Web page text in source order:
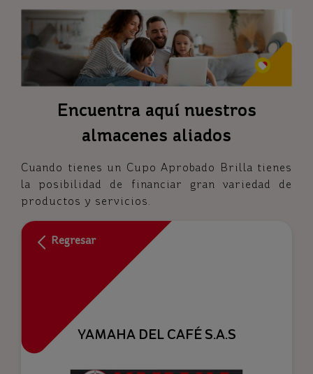
Encuentra aquí nuestros
almacenes aliados
Cuando tienes un Cupo Aprobado Brilla tienes
la posibilidad de financiar gran variedad de
productos y servicios.
Regresar
YAMAHA DEL CAFÉ S.A.S